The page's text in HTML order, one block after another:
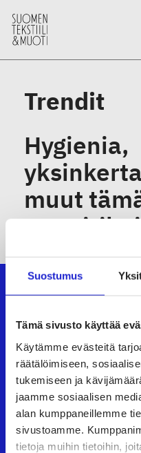
Suostumus
Tämä sivusto käyttää
Käytämme evästeitä
räätälöimiseen,
tukemiseen ja
jaamme sosiaalisen
alan kumppaneillemme
sivustoamme.
tietoja muihin tietoihin,
Trendit
Hygienia,
muut
muoti-
Suomen
Suomen Tekstiili &
muotialan yritysten
Neuvottelemme
noudattavat kaikki